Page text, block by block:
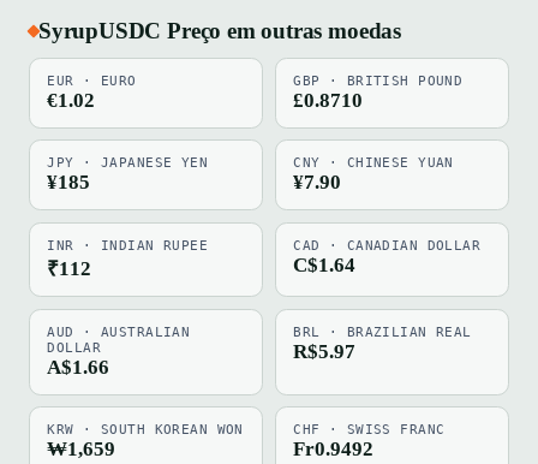
SyrupUSDC Preço em outras moedas
EUR · EURO
€1.02
GBP · BRITISH POUND
£0.8710
JPY · JAPANESE YEN
¥185
CNY · CHINESE YUAN
¥7.90
INR · INDIAN RUPEE
₹112
CAD · CANADIAN DOLLAR
C$1.64
AUD · AUSTRALIAN
DOLLAR
A$1.66
BRL · BRAZILIAN REAL
R$5.97
KRW · SOUTH KOREAN WON
₩1,659
CHF · SWISS FRANC
Fr0.9492